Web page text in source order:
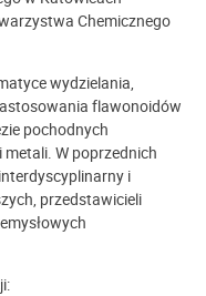
Chemicznego
wydzielania,
flawonoidów
pochodnych
W poprzednich
i
przedstawicieli